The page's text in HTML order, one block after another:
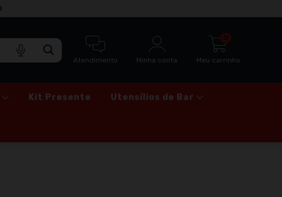
Atendimento Minha conta Meu carrinho
0
Kit Presente Utensílios de Bar